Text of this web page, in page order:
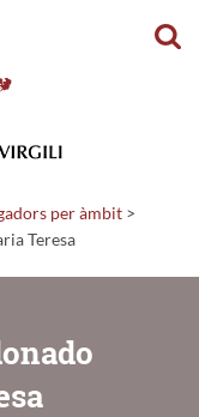
per àmbit >
Teresa